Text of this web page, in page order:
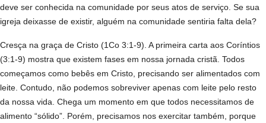
deve ser conhecida na comunidade por seus atos de serviço. Se sua
igreja deixasse de existir, alguém na comunidade sentiria falta dela?
Cresça na graça de Cristo (1Co 3:1-9). A primeira carta aos Coríntios
(3:1-9) mostra que existem fases em nossa jornada cristã. Todos
começamos como bebês em Cristo, precisando ser alimentados com
leite. Contudo, não podemos sobreviver apenas com leite pelo resto
da nossa vida. Chega um momento em que todos necessitamos de
alimento “sólido”. Porém, precisamos nos exercitar também, porque